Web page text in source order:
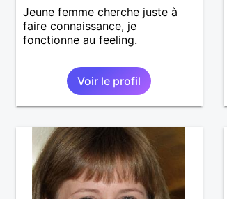
Jeune femme cherche juste à
faire connaissance, je
fonctionne au feeling.
Voir le profil